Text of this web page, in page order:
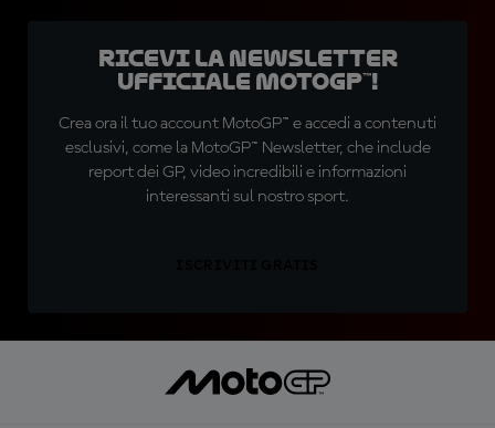
Ricevi la newsletter
ufficiale MotoGP™!
Crea ora il tuo account MotoGP™ e accedi a contenuti
esclusivi, come la MotoGP™ Newsletter, che include
report dei GP, video incredibili e informazioni
interessanti sul nostro sport.